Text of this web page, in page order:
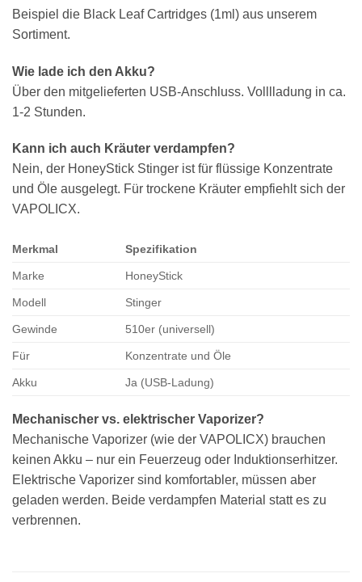
Beispiel die Black Leaf Cartridges (1ml) aus unserem
Sortiment.
Wie lade ich den Akku?
Über den mitgelieferten USB-Anschluss. Volllladung in ca.
1-2 Stunden.
Kann ich auch Kräuter verdampfen?
Nein, der HoneyStick Stinger ist für flüssige Konzentrate
und Öle ausgelegt. Für trockene Kräuter empfiehlt sich der
VAPOLICX.
Merkmal Spezifikation
Marke HoneyStick
Modell Stinger
Gewinde 510er (universell)
Für Konzentrate und Öle
Akku Ja (USB-Ladung)
Mechanischer vs. elektrischer Vaporizer?
Mechanische Vaporizer (wie der VAPOLICX) brauchen
keinen Akku – nur ein Feuerzeug oder Induktionserhitzer.
Elektrische Vaporizer sind komfortabler, müssen aber
geladen werden. Beide verdampfen Material statt es zu
verbrennen.